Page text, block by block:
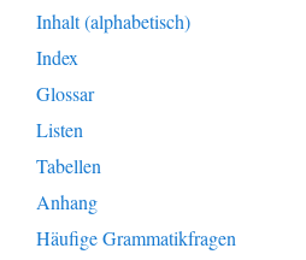
Inhalt (alphabetisch)
Index
Glossar
Listen
Tabellen
Anhang
Häufige Grammatikfragen